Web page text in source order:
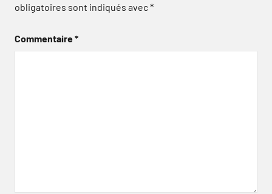
obligatoires sont indiqués avec*
Commentaire*